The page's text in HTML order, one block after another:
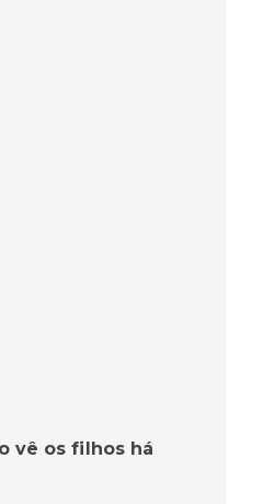
vê os filhos há